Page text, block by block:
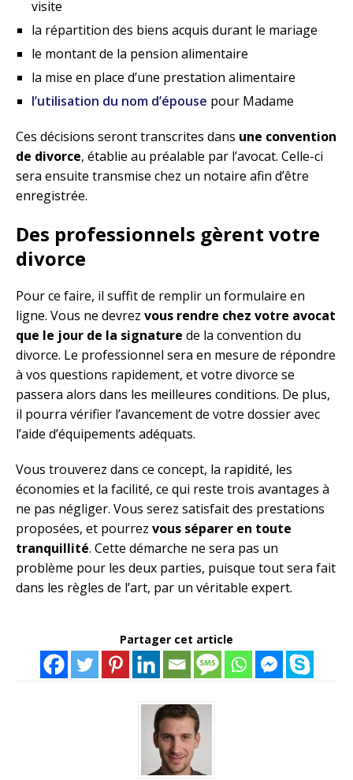
visite
la répartition des biens acquis durant le mariage
le montant de la pension alimentaire
la mise en place d’une prestation alimentaire
l’utilisation du nom d’épouse pour Madame
Ces décisions seront transcrites dans une convention
de divorce, établie au préalable par l’avocat. Celle-ci
sera ensuite transmise chez un notaire afin d’être
enregistrée.
Des professionnels gèrent votre
divorce
Pour ce faire, il suffit de remplir un formulaire en
ligne. Vous ne devrez vous rendre chez votre avocat
que le jour de la signature de la convention du
divorce. Le professionnel sera en mesure de répondre
à vos questions rapidement, et votre divorce se
passera alors dans les meilleures conditions. De plus,
il pourra vérifier l’avancement de votre dossier avec
l’aide d’équipements adéquats.
Vous trouverez dans ce concept, la rapidité, les
économies et la facilité, ce qui reste trois avantages à
ne pas négliger. Vous serez satisfait des prestations
proposées, et pourrez vous séparer en toute
tranquillité. Cette démarche ne sera pas un
problème pour les deux parties, puisque tout sera fait
dans les règles de l’art, par un véritable expert.
Partager cet article